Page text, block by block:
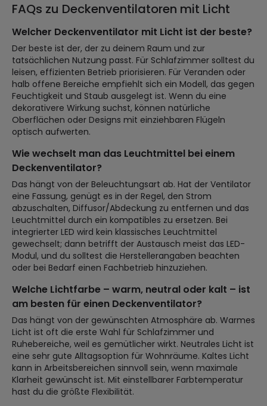
FAQs zu Deckenventilatoren mit Licht
Welcher Deckenventilator mit Licht ist der beste?
Der beste ist der, der zu deinem Raum und zur
tatsächlichen Nutzung passt. Für Schlafzimmer solltest du
leisen, effizienten Betrieb priorisieren. Für Veranden oder
halb offene Bereiche empfiehlt sich ein Modell, das gegen
Feuchtigkeit und Staub ausgelegt ist. Wenn du eine
dekorativere Wirkung suchst, können natürliche
Oberflächen oder Designs mit einziehbaren Flügeln
optisch aufwerten.
Wie wechselt man das Leuchtmittel bei einem
Deckenventilator?
Das hängt von der Beleuchtungsart ab. Hat der Ventilator
eine Fassung, genügt es in der Regel, den Strom
abzuschalten, Diffusor/Abdeckung zu entfernen und das
Leuchtmittel durch ein kompatibles zu ersetzen. Bei
integrierter LED wird kein klassisches Leuchtmittel
gewechselt; dann betrifft der Austausch meist das LED-
Modul, und du solltest die Herstellerangaben beachten
oder bei Bedarf einen Fachbetrieb hinzuziehen.
Welche Lichtfarbe – warm, neutral oder kalt – ist
am besten für einen Deckenventilator?
Das hängt von der gewünschten Atmosphäre ab. Warmes
Licht ist oft die erste Wahl für Schlafzimmer und
Ruhebereiche, weil es gemütlicher wirkt. Neutrales Licht ist
eine sehr gute Alltagsoption für Wohnräume. Kaltes Licht
kann in Arbeitsbereichen sinnvoll sein, wenn maximale
Klarheit gewünscht ist. Mit einstellbarer Farbtemperatur
hast du die größte Flexibilität.